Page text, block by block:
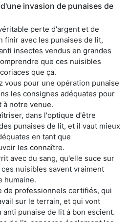
invasion de punaises de
perte d'argent et de
finir avec les punaises de lit,
insectes vendus en grandes
que ces nuisibles
que ça.
vous pour une opération punaise
les consignes adéquates pour
à notre venue.
dans l'optique d'être
punaises de lit, et il vaut mieux
en tant que
les connaître.
avec du sang, qu'elle suce sur
nuisibles savent vraiment
humaine.
de professionnels certifiés, qui
sur le terrain, et qui vont
punaise de lit à bon escient.